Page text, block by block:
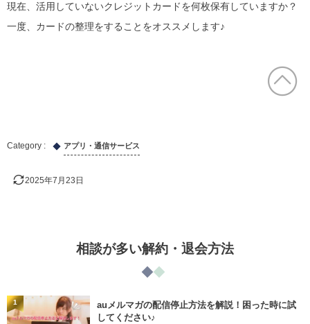
現在、活用していないクレジットカードを何枚保有していますか？
一度、カードの整理をすることをオススメします♪
アプリ・通信サービス
2025年7月23日
相談が多い解約・退会方法
auメルマガの配信停止方法を解説！困った時に試
してください♪
1